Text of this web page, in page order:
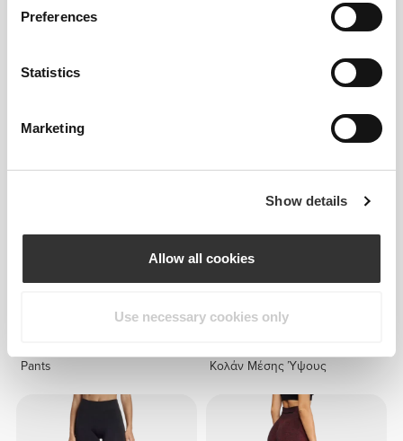
Preferences
Statistics
Marketing
Show details
Allow all cookies
Use necessary cookies only
Athleisure Κολάν Μέσης
Pants
Κολάν Μέσης Ύψους